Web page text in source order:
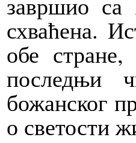
схваћена.
обе
последњи
божанског
о светости